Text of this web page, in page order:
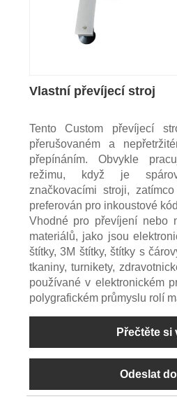
Vlastní převíjecí stroj
Tento Custom převíjecí
přerušovaném a
přepínáním. Obvykle
režimu, když je
značkovacími stroji,
preferován pro inkoustové
Vhodné pro převíjení nebo
materiálů, jako jsou
štítky, 3M štítky, štítky s
tkaniny, turnikety,
používané v elektronickém
polygrafickém průmyslu rolí
Přečtěte si
Odeslat